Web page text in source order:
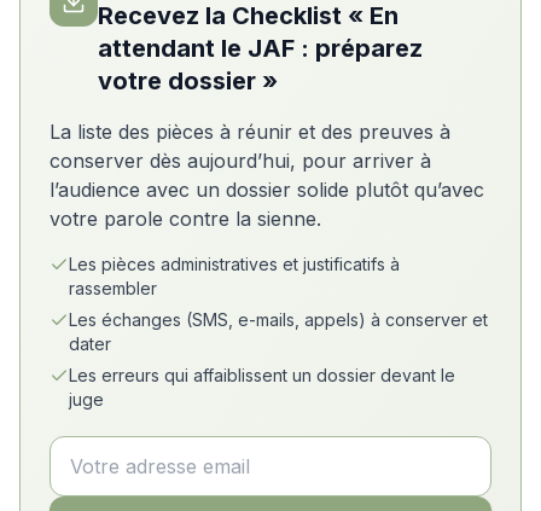
Recevez la Checklist « En
attendant le JAF : préparez
votre dossier »
La liste des pièces à réunir et des preuves à
conserver dès aujourd’hui, pour arriver à
l’audience avec un dossier solide plutôt qu’avec
votre parole contre la sienne.
Les pièces administratives et justificatifs à
rassembler
Les échanges (SMS, e-mails, appels) à conserver et
dater
Les erreurs qui affaiblissent un dossier devant le
juge